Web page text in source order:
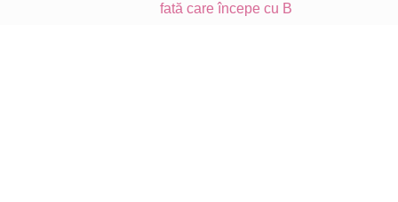
fată care începe cu B